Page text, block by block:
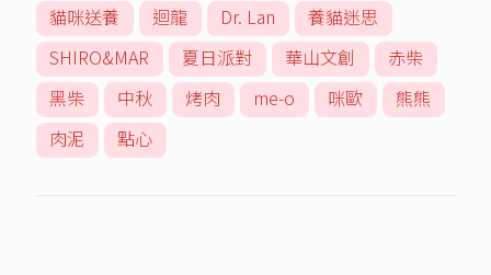
貓咪送養
迴龍 Dr. Lan
養貓迷思
SHIRO&MAR
夏日派對 華山文創
赤柴
黑柴
中秋 烤肉 me-o 咪歐
熊熊
肉泥
點心